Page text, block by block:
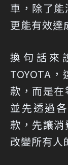
車，除了
更能有效達
換句話來
TOYOTA
款，而是在
並先透過
款，先讓
改變所有人